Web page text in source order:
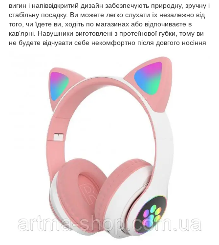
вигин і напіввідкритий дизайн забезпечують природну, зручну і
стабільну посадку. Ви можете легко слухати їх незалежно від
того, чи їдете ви, ходіть по магазинах або відпочиваєте в
кав'ярні. Навушники виготовлені з протеїнової губки, тому ви
не будете відчувати себе некомфортно після довгого носіння